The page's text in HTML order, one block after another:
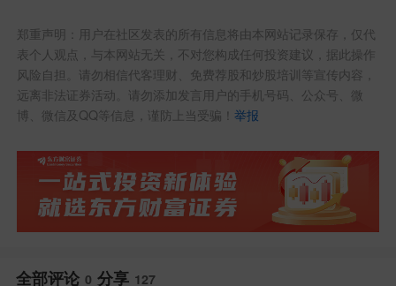
其实涨跌不重要，投资最重要的是如何应
对！
小买的投资策略即可。
对于科技牛依旧保有信仰，继续拥抱大科
郑重声明：用户在社区发表的所有信息将由本网站记录保存，仅代
表个人观点，与本网站无关，不对您构成任何投资建议，据此操作
风险自担。请勿相信代客理财、免费荐股和炒股培训等宣传内容，
远离非法证券活动。请勿添加发言用户的手机号码、公众号、微
博、微信及QQ等信息，谨防上当受骗！举报
全部评论 0 分享 127